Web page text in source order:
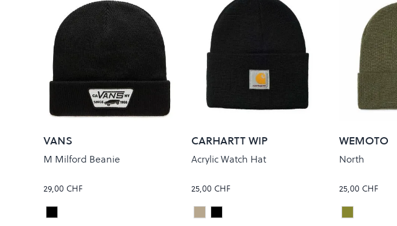
VANS
M Milford Beanie
29,00 CHF
Colour
Black
CARHARTT WIP
Acrylic Watch Hat
25,00 CHF
Colour
Natural
Black
WEMOTO
North
25,00 CHF
Colour
Olive